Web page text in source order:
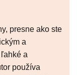
presne ako ste
a
a
používa